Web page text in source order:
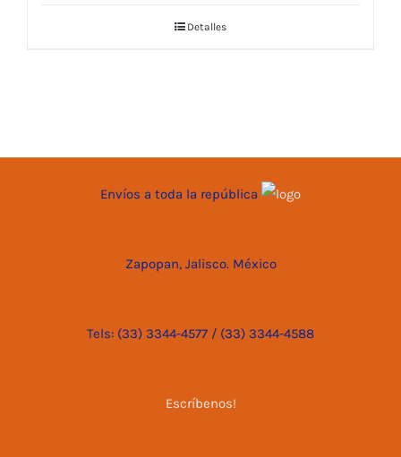
Detalles
Envíos a toda la república
Zapopan, Jalisco. México
Tels: (33) 3344-4577 / (33) 3344-4588
Escríbenos!